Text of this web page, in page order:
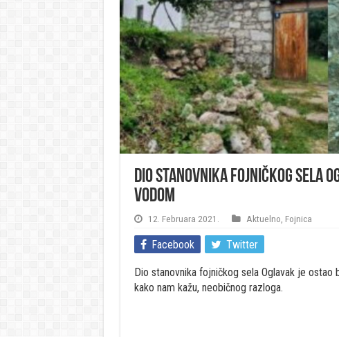
Dio stanovnika fojničkog sela
vodom
12. Februara 2021. Aktuelno Fojnica
Facebook Twitter
Dio stanovnika fojničkog sela Oglavak je
kako nam kažu, neobičnog razloga.